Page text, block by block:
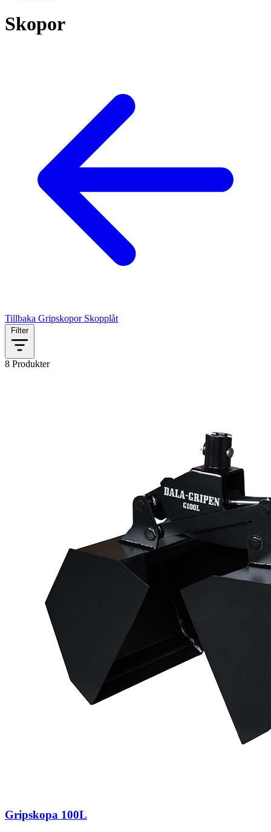
Skopor
Tillbaka Gripskopor Skopplåt
Filter
8 Produkter
Gripskopa 100L